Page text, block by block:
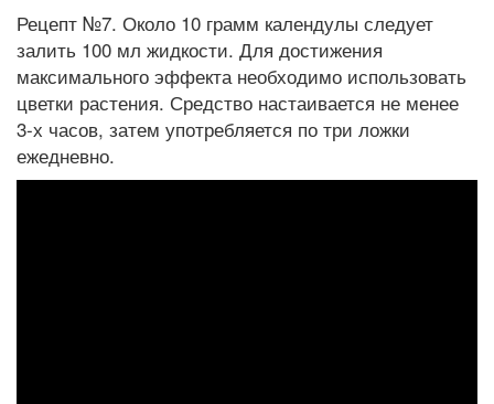
Рецепт №7. Около 10 грамм календулы следует
залить 100 мл жидкости. Для достижения
максимального эффекта необходимо использовать
цветки растения. Средство настаивается не менее
3-х часов, затем употребляется по три ложки
ежедневно.